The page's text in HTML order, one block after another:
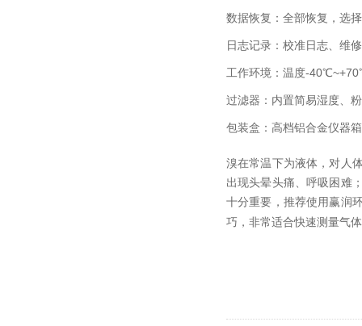
数据恢复：全部恢复，选
日志记录：校准日志、维
工作环境：温度-
过滤器：内置简易湿度、
包装盒：高档铝合金仪器箱
溴在常温下为液体，对人
出现头晕头痛、呼吸困难
十分重要，推荐使用赢润
巧，非常适合快速测量气